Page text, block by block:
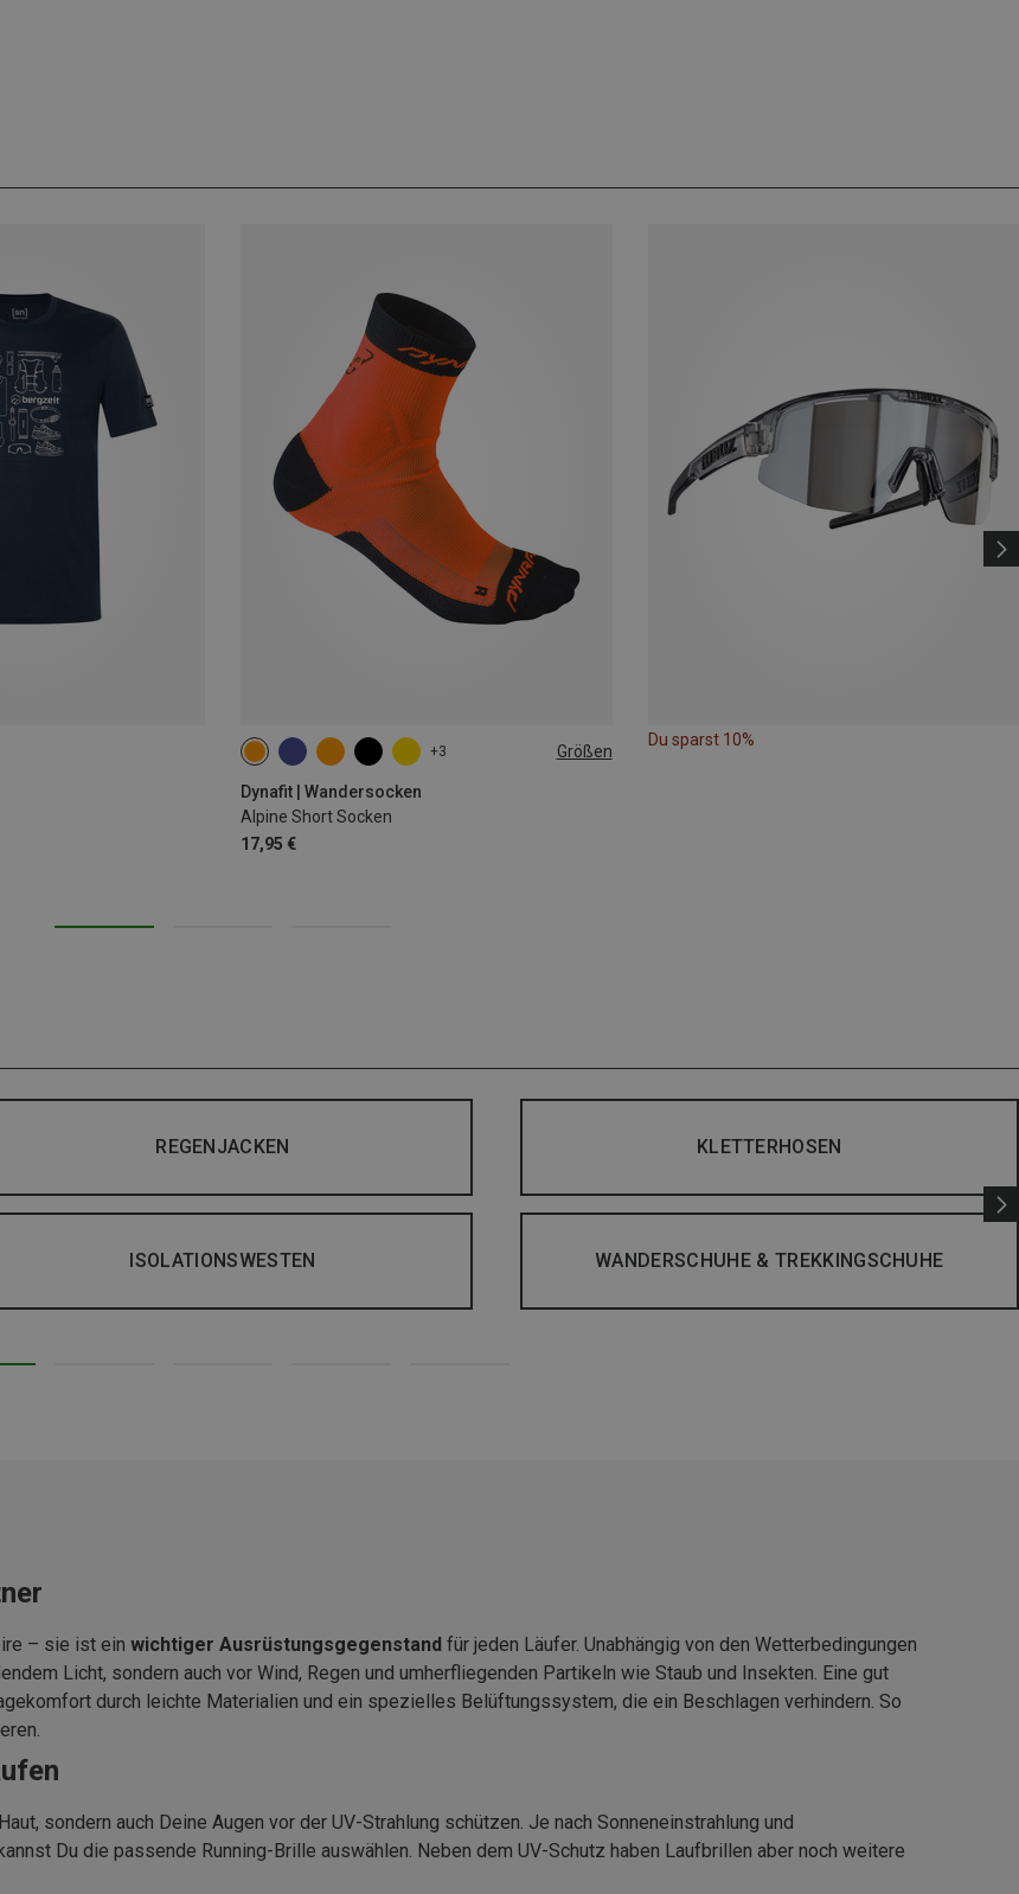
+3 Größen
Dynafit | Wandersocken
Alpine Short Socken
17,95 €
35|36|37|38 39|40|41|42
Du sparst 10%
REGENJACKEN KLETTERHOSEN
ISOLATIONSWESTEN WANDERSCHUHE & TREKKINGSCHUHE
– sie ist ein wichtiger Ausrüstungsgegenstand für jeden Läufer. Unabhängig von den Wetterbedingungen
Licht, sondern auch vor Wind, Regen und umherfliegenden Partikeln wie Staub und Insekten. Eine gut
durch leichte Materialien und ein spezielles Belüftungssystem, die ein Beschlagen verhindern. So
sondern auch Deine Augen vor der UV-Strahlung schützen. Je nach Sonneneinstrahlung und
Du die passende Running-Brille auswählen. Neben dem UV-Schutz haben Laufbrillen aber noch weitere